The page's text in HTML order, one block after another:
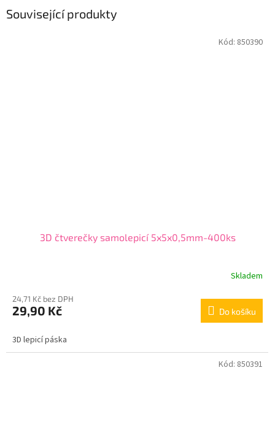
Související produkty
3D čtverečky samolepicí 5x5x0,5mm-400ks
Skladem
24,71 Kč bez DPH
29,90 Kč Do košíku
3D lepicí páska
Kód: 850390
Kód: 850391